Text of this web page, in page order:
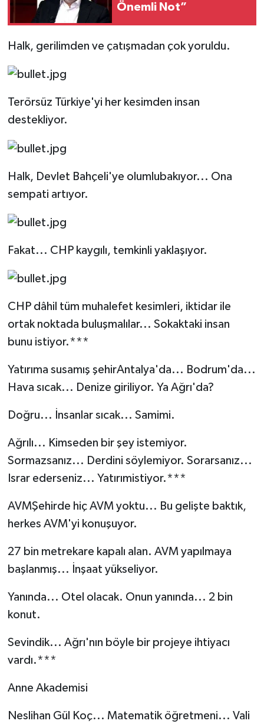
Önemli Not”
Halk, gerilimden ve çatışmadan çok yoruldu.
Terörsüz Türkiye'yi her kesimden insan
destekliyor.
Halk, Devlet Bahçeli'ye olumlubakıyor... Ona
sempati artıyor.
Fakat... CHP kaygılı, temkinli yaklaşıyor.
CHP dâhil tüm muhalefet kesimleri, iktidar ile
ortak noktada buluşmalılar... Sokaktaki insan
bunu istiyor.***
Yatırıma susamış şehirAntalya'da... Bodrum'da...
Hava sıcak... Denize giriliyor. Ya Ağrı'da?
Doğru... İnsanlar sıcak... Samimi.
Ağrılı... Kimseden bir şey istemiyor.
Sormazsanız... Derdini söylemiyor. Sorarsanız...
Israr ederseniz... Yatırımistiyor.***
AVMŞehirde hiç AVM yoktu... Bu gelişte baktık,
herkes AVM'yi konuşuyor.
27 bin metrekare kapalı alan. AVM yapılmaya
başlanmış... İnşaat yükseliyor.
Yanında... Otel olacak. Onun yanında... 2 bin
konut.
Sevindik... Ağrı'nın böyle bir projeye ihtiyacı
vardı.***
Anne Akademisi
Neslihan Gül Koç... Matematik öğretmeni... Vali